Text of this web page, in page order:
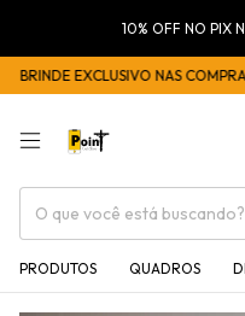
10% OFF NO PIX
BRINDE EXCLUSIVO NAS
PRODUTOS QUADROS